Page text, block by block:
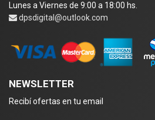
Lunes a Viernes de 9:00 a 18:00 hs.
dpsdigital@outlook.com
NEWSLETTER
Recibí ofertas en tu email